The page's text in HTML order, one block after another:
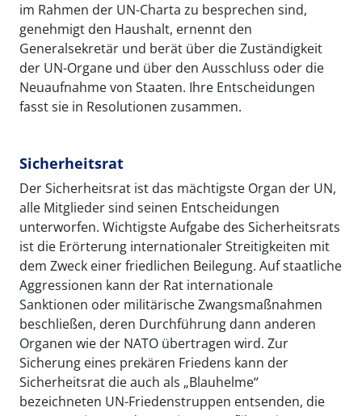
im Rahmen der UN-Charta zu besprechen sind,
genehmigt den Haushalt, ernennt den
Generalsekretär und berät über die Zuständigkeit
der UN-Organe und über den Ausschluss oder die
Neuaufnahme von Staaten. Ihre Entscheidungen
fasst sie in Resolutionen zusammen.
Sicherheitsrat
Der Sicherheitsrat ist das mächtigste Organ der UN,
alle Mitglieder sind seinen Entscheidungen
unterworfen. Wichtigste Aufgabe des Sicherheitsrats
ist die Erörterung internationaler Streitigkeiten mit
dem Zweck einer friedlichen Beilegung. Auf staatliche
Aggressionen kann der Rat internationale
Sanktionen oder militärische Zwangsmaßnahmen
beschließen, deren Durchführung dann anderen
Organen wie der NATO übertragen wird. Zur
Sicherung eines prekären Friedens kann der
Sicherheitsrat die auch als „Blauhelme“
bezeichneten UN-Friedenstruppen entsenden, die